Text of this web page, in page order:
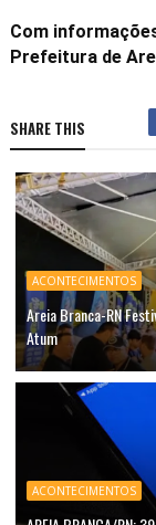
Com
Prefeitura de
SHARE THIS
ACONTECIMENTOS
Areia Branca-RN
Atum
ACONTECIMENTOS